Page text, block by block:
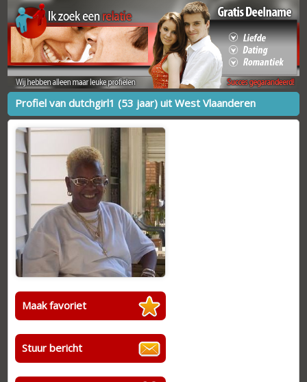
Profiel van dutchgirl1 (53 jaar) uit West Vlaanderen
Maak favoriet
Stuur bericht